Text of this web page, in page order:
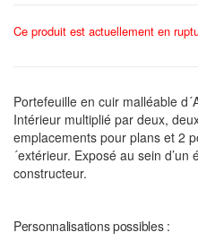
Ce produit est actuellement en
Portefeuille en cuir malléable
Intérieur multiplié par deux,
emplacements pour plans et 2
´extérieur. Exposé au sein
constructeur.
Personnalisations possibles :